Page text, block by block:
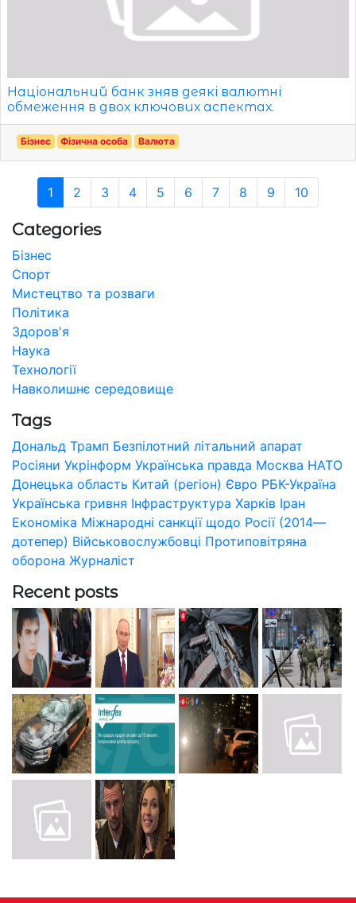
Національний банк зняв деякі валютні
обмеження в двох ключових аспектах.
Бізнес Фізична особа Валюта
1 2 3 4 5 6 7 8 9 10
Categories
Бізнес
Спорт
Мистецтво та розваги
Політика
Здоров'я
Наука
Технології
Навколишнє середовище
Tags
Дональд Трамп Безпілотний літальний апарат
Росіяни Укрінформ Українська правда Москва НАТО
Донецька область Китай (регіон) Євро РБК-Україна
Українська гривня Інфраструктура Харків Іран
Економіка Міжнародні санкції щодо Росії (2014—
дотепер) Військовослужбовці Протиповітряна
оборона Журналіст
Recent posts